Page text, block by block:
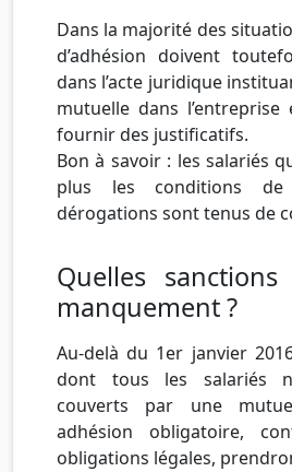
Dans la majorité des
d’adhésion doivent
dans l’acte juridique
mutuelle dans
fournir des justificatifs.
Bon à savoir : les salariés
plus les conditions
dérogations sont tenus de
Quelles
manquement ?
Au-delà du 1er janvier
dont tous les salariés
couverts par une
adhésion obligatoire,
obligations légales,